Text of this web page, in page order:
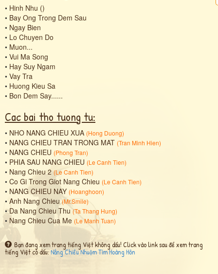
• Hinh Nhu ()
• Bay Ong Trong Dem Sau
• Ngay Bien
• Lo Chuyen Do
• Muon...
• Vui Ma Song
• Hay Suy Ngam
• Vay Tra
• Huong Kieu Sa
• Bon Dem Say......
Cac bai tho tuong tu:
• NHO NANG CHIEU XUA (Hong Duong)
• NANG CHIEU TRAN TRONG MAT (Tran Minh Hien)
• NANG CHIEU (Phong Tran)
• PHIA SAU NANG CHIEU (Le Canh Tien)
• Nang Chieu 2 (Le Canh Tien)
• Co Gi Trong Giot Nang Chieu (Le Canh Tien)
• NANG CHIEU NAY (Hoanghoon)
• Anh Nang Chieu (Mr.Smile)
•Da Nang Chieu Thu (Ta Thang Hung)
• Nang Chieu Cua Me (Le Manh Tuan)
Bạn đang xem trang tiếng Việt không dấu! Click vào link sau để xem trang
tiếng Việt có dấu: Nắng Chiều Nhuộm Tím Hoàng Hôn